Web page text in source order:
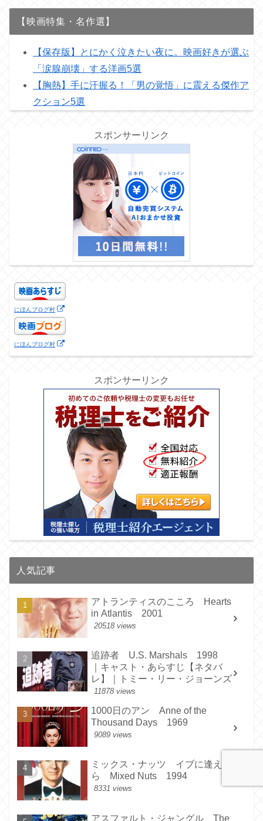
【映画特集・名作選】
【保存版】とにかく泣きたい夜に。映画好きが選ぶ
「涙腺崩壊」する洋画5選
【胸熱】手に汗握る！「男の覚悟」に震える傑作ア
クション5選
スポンサーリンク
にほんブログ村
にほんブログ村
スポンサーリンク
人気記事
アトランティスのこころ Hearts
in Atlantis 2001
20518 views
追跡者 U.S. Marshals 1998
｜キャスト・あらすじ【ネタバ
レ】｜トミー・リー・ジョーンズ
11878 views
1000日のアン Anne of the
Thousand Days 1969
9089 views
ミックス・ナッツ イブに逢えた
ら Mixed Nuts 1994
8331 views
アスファルト・ジャングル The